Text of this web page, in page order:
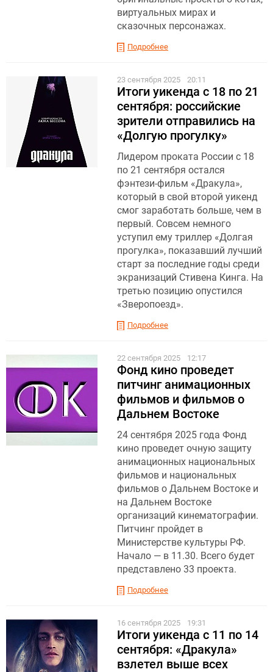
виртуальных мирах и
сказочных персонажах.
Подробнее
23 сентября 2025 20:11
Итоги уикенда с 18 по 21
сентября: российские
зрители отправились на
«Долгую прогулку»
Лидером проката России с 18
по 21 сентября остался
фэнтези-фильм «Дракула»,
который в свой второй уикенд
смог заработать больше, чем в
первый. Совсем немного
уступил ему триллер «Долгая
прогулка», показавший лучший
старт за последние годы среди
экранизаций Стивена Кинга. На
третью позицию опустился
«Зверопоезд».
Подробнее
22 сентября 2025 12:17
Фонд кино проведет
питчинг анимационных
фильмов и фильмов о
Дальнем Востоке
24 сентября 2025 года Фонд
кино проведет очную защиту
анимационных национальных
фильмов и национальных
фильмов о Дальнем Востоке и
на Дальнем Востоке
организаций кинематографии.
Питчинг пройдет в
Министерстве культуры РФ.
Начало — в 11.30. Всего будет
представлено 33 проекта.
Подробнее
16 сентября 2025 19:31
Итоги уикенда с 11 по 14
сентября: «Дракула»
взлетел выше всех